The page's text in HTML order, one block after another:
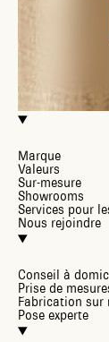
Marque
Valeurs
Sur-mesure
Showrooms
Services pour
Nous rejoindre
Conseil à
Prise de
Fabrication sur
Pose experte